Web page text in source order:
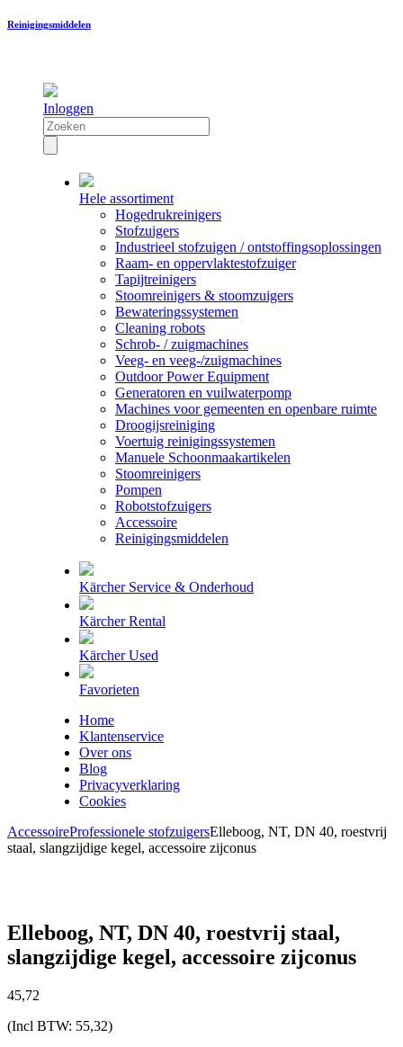
Reinigingsmiddelen
Inloggen
Hele assortiment
Hogedrukreinigers
Stofzuigers
Industrieel stofzuigen / ontstoffingsoplossingen
Raam- en oppervlaktestofzuiger
Tapijtreinigers
Stoomreinigers & stoomzuigers
Bewateringssystemen
Cleaning robots
Schrob- / zuigmachines
Veeg- en veeg-/zuigmachines
Outdoor Power Equipment
Generatoren en vuilwaterpomp
Machines voor gemeenten en openbare ruimte
Droogijsreiniging
Voertuig reinigingssystemen
Manuele Schoonmaakartikelen
Stoomreinigers
Pompen
Robotstofzuigers
Accessoire
Reinigingsmiddelen
Kärcher Service & Onderhoud
Kärcher Rental
Kärcher Used
Favorieten
Home
Klantenservice
Over ons
Blog
Privacyverklaring
Cookies
AccessoireProfessionele stofzuigersElleboog, NT, DN 40, roestvrij
staal, slangzijdige kegel, accessoire zijconus
Elleboog, NT, DN 40, roestvrij staal,
slangzijdige kegel, accessoire zijconus
45,72
(Incl BTW: 55,32)